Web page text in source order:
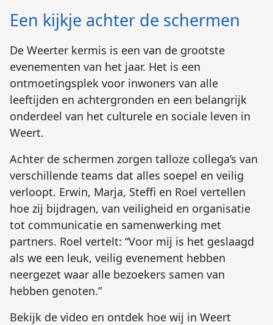
Een kijkje achter de schermen
De Weerter kermis is een van de grootste
evenementen van het jaar. Het is een
ontmoetingsplek voor inwoners van alle
leeftijden en achtergronden en een belangrijk
onderdeel van het culturele en sociale leven in
Weert.
Achter de schermen zorgen talloze collega’s van
verschillende teams dat alles soepel en veilig
verloopt. Erwin, Marja, Steffi en Roel vertellen
hoe zij bijdragen, van veiligheid en organisatie
tot communicatie en samenwerking met
partners. Roel vertelt: “Voor mij is het geslaagd
als we een leuk, veilig evenement hebben
neergezet waar alle bezoekers samen van
hebben genoten.”
Bekijk de video en ontdek hoe wij in Weert